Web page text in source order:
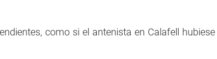
como si el antenista en Calafell